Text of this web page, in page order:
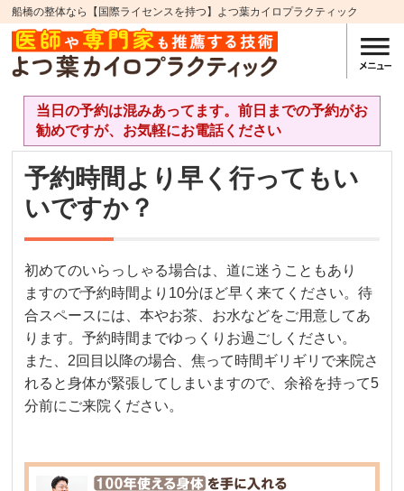
船橋の整体なら【国際ライセンスを持つ】よつ葉カイロプラクティック
当日の予約は混みあってます。前日までの予約がお
勧めですが、お気軽にお電話ください
予約時間より早く行ってもい
いですか？
初めてのいらっしゃる場合は、道に迷うこともあり
ますので予約時間より10分ほど早く来てください。待
合スペースには、本やお茶、お水などをご用意してあ
ります。予約時間までゆっくりお過ごしください。
また、2回目以降の場合、焦って時間ギリギリで来院さ
れると身体が緊張してしまいますので、余裕を持って5
分前にご来院ください。